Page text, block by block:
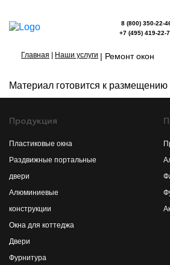
8 (800) 350-22-
+7 (495) 419-22-
Главная Наши услуги | Ремонт окон
Материал готовится к размещению
Продукция
Пластиковые окна
Раздвижные портальные
двери
Алюминиевые
конструкции
Окна для коттеджа
Двери
Фурнитура